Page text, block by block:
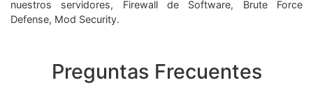
nuestros servidores, Firewall de Software, Brute Force
Defense, Mod Security.
Preguntas Frecuentes